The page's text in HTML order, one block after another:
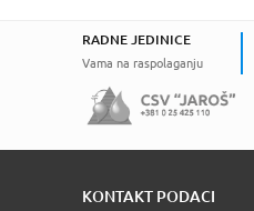
RADNE JEDINICE
Vama na raspolaganju
KONTAKT PODACI